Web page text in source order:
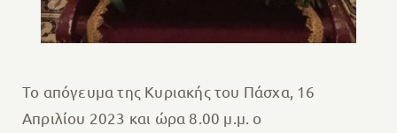
Το απόγευμα της Κυριακής του Πάσχα, 16
Απριλίου 2023 και ώρα 8.00 μ.μ. ο